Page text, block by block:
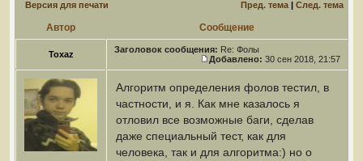
Версия для печати Пред. тема | След. тема
Автор Сообщение
Toxaz Заголовок сообщения: Re: Фолы
Добавлено: 30 сен 2018, 21:57
Алгоритм определения фолов тестил, в
частности, и я. Как мне казалось я
отловил все возможные баги, сделав
даже специальный тест, как для
человека, так и для алгоритма:) но о